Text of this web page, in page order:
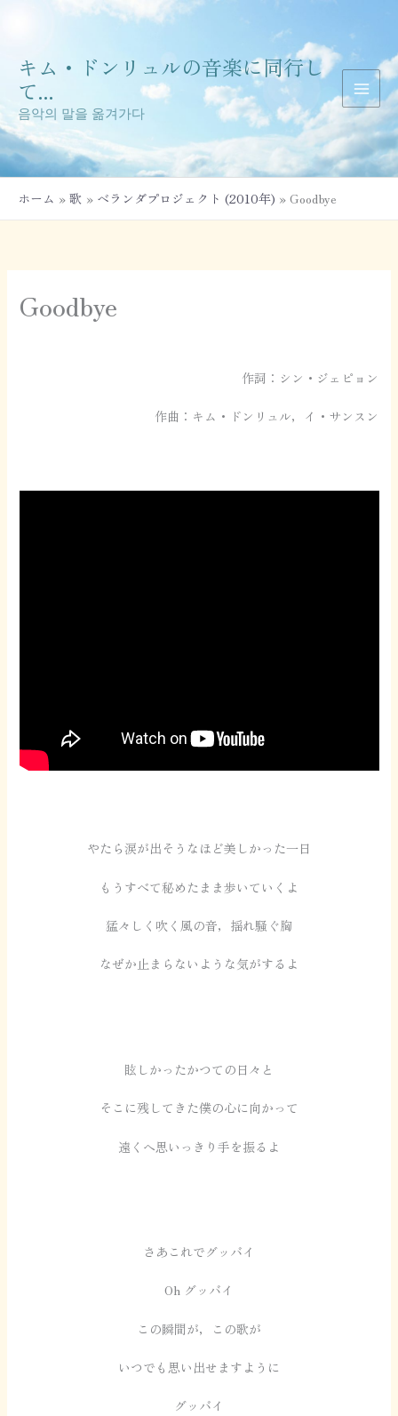
キム・ドンリュルの音楽に同行し
て...
음악의 말을 옮겨가다
ホーム 歌 ベランダプロジェクト (2010年) Goodbye
Goodbye
作詞：シン・ジェピョン
作曲：キム・ドンリュル，イ・サンスン
やたら涙が出そうなほど美しかった一日
もうすべて秘めたまま歩いていくよ
猛々しく吹く風の音，揺れ騒ぐ胸
なぜか止まらないような気がするよ
眩しかったかつての日々と
そこに残してきた僕の心に向かって
遠くへ思いっきり手を振るよ
さあこれでグッバイ
Oh グッバイ
この瞬間が，この歌が
いつでも思い出せますように
グッバイ